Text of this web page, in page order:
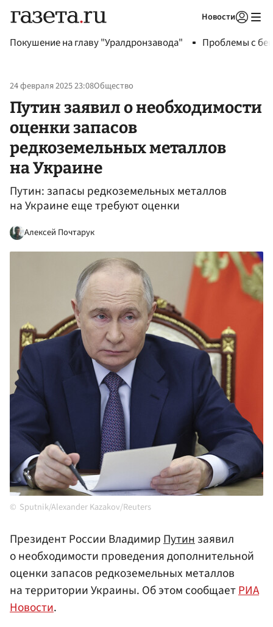
Новости
Покушение на главу "Уралдронзавода" Проблемы с
24 февраля 2025 23:08Общество
Путин заявил о необходимости
оценки запасов
редкоземельных металлов
на Украине
Путин: запасы редкоземельных металлов
на Украине еще требуют оценки
Алексей Почтарук
Sputnik/Alexander Kazakov/Reuters
Президент России ВладимирПутинзаявил
о необходимости проведения дополнительной
оценки запасов редкоземельных металлов
на территории Украины. Об этом сообщаетРИА
Новости.